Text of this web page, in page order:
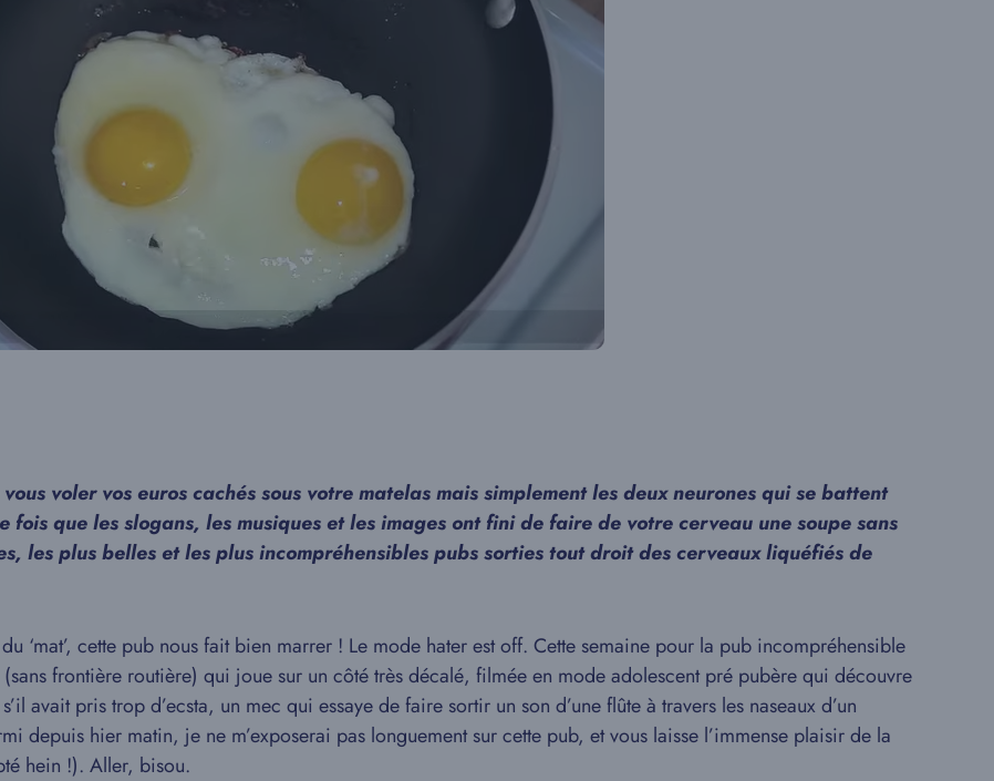
voler vos euros cachés sous votre matelas mais simplement les deux neurones qui se battent
que les slogans, les musiques et les images ont fini de faire de votre cerveau une soupe sans
les plus belles et les plus incompréhensibles pubs sorties tout droit des cerveaux liquéfiés de
‘mat’, cette pub nous fait bien marrer ! Le mode hater est off. Cette semaine pour la pub incompréhensible
frontière routière) qui joue sur un côté très décalé, filmée en mode adolescent pré pubère qui découvre
avait pris trop d’ecsta, un mec qui essaye de faire sortir un son d’une flûte à travers les naseaux d’un
depuis hier matin, je ne m’exposerai pas longuement sur cette pub, et vous laisse l’immense plaisir de la
hein !). Aller, bisou.